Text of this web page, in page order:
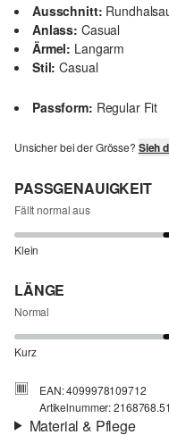
Ausschnitt:
Anlass: Casual
Ärmel: Langarm
Stil: Casual
Passform: Regular Fit
Unsicher bei der Grösse? Sieh
PASSGENAUIGKEIT
Fällt normal aus
Klein
LÄNGE
Normal
Kurz
EAN: 4099978109712
Artikelnummer:
Material & Pflege